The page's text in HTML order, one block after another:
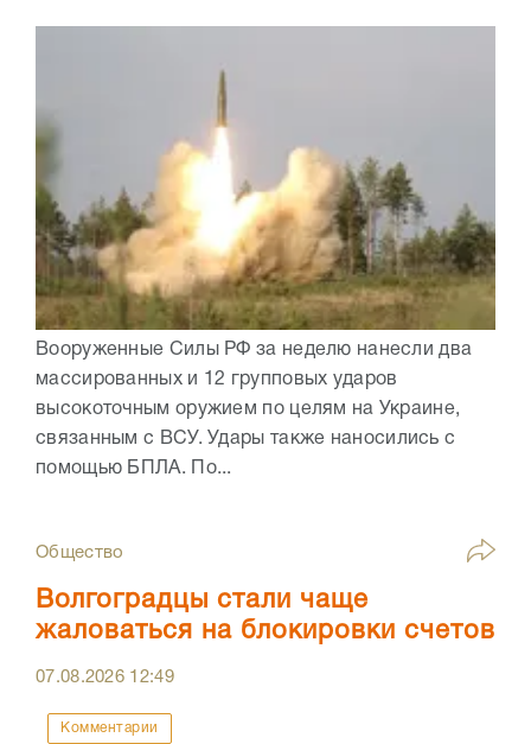
Вооруженные Силы РФ за неделю нанесли два
массированных и 12 групповых ударов
высокоточным оружием по целям на Украине,
связанным с ВСУ. Удары также наносились с
помощью БПЛА. По...
Общество
Волгоградцы стали чаще
жаловаться на блокировки счетов
07.08.2026 12:49
Комментарии